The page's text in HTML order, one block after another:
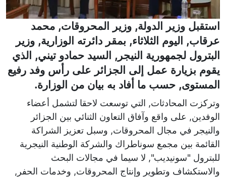
استقبل وزير الدولة, وزير المحروقات, محمد
عرقاب, اليوم الثلاثاء, بمقر دائرته الوزارية, وزير
البترول لجمهورية النيجر, السيد حمادو تيني, الذي
يقوم بزيارة عمل إلى الجزائر على رأس وفد رفيع
المستوى, حسب ما أفاد به بيان من الوزارة.
وتركزت المحادثات, التي توسعت لاحقا لتشمل أعضاء
الوفدين, على واقع وآفاق التعاون الثنائي بين الجزائر
والنيجر في مجال المحروقات, وسبل تعزيز الشراكة
القائمة بين مجمع سوناطراك والشركة الوطنية النيجرية
للبترول "سونيديب", لا سيما في مجالات البحث
والاستكشاف وتطوير وإنتاج المحروقات, وخدمات الحفر,